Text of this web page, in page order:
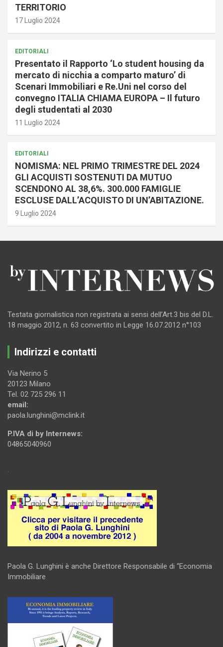
TERRITORIO
17 Luglio 2024
EDITORIALI
Presentato il Rapporto ‘Lo student housing da
mercato di nicchia a comparto maturo’ di
Scenari Immobiliari e Re.Uni nel corso del
convegno ITALIA CHIAMA EUROPA – Il futuro
degli studentati al 2030
11 Luglio 2024
EDITORIALI
NOMISMA: NEL PRIMO TRIMESTRE DEL 2024
GLI ACQUISTI SOSTENUTI DA MUTUO
SCENDONO AL 38,6%. 300.000 FAMIGLIE
ESCLUSE DALL’ACQUISTO DI UN’ABITAZIONE.
9 Luglio 2024
Testata giornalistica non registrata ai sensi dell’Art.3 bis del D.L.
18 maggio 2012, n. 63 convertito in Legge 16.07.2012 n°103
Indirizzi e contatti
Via Nerino 5
20123 Milano
Tel. 02 725 296 11
email:
paola.lunghini@mclink.it
P.IVA di by Internews:
04865040960
.
Paola G. Lunghini è anche Direttore Responsabile di “Economia
Immobiliare